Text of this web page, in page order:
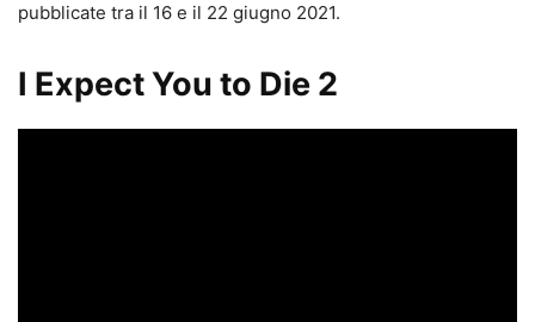
pubblicate tra il 16 e il 22 giugno 2021.
I Expect You to Die 2